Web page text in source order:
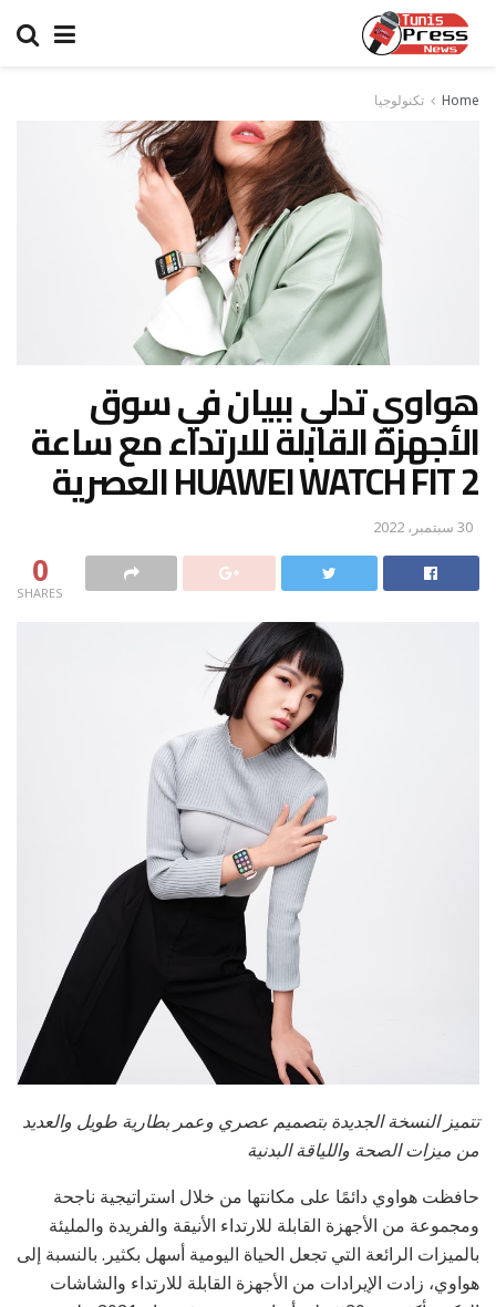
Home تكنولوجيا
هواوي تدلي ببيان في سوق
الأجهزة القابلة للارتداء مع ساعة
HUAWEI WATCH FIT 2 العصرية
30 سبتمبر، 2022
0
SHARES
تتميز النسخة الجديدة بتصميم عصري وعمر بطارية طويل والعديد
من ميزات الصحة واللياقة البدنية
حافظت هواوي دائمًا على مكانتها من خلال استراتيجية ناجحة
ومجموعة من الأجهزة القابلة للارتداء الأنيقة والفريدة والمليئة
بالميزات الرائعة التي تجعل الحياة اليومية أسهل بكثير. بالنسبة إلى
هواوي، زادت الإيرادات من الأجهزة القابلة للارتداء والشاشات